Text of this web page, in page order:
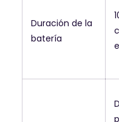
Duración de la
batería